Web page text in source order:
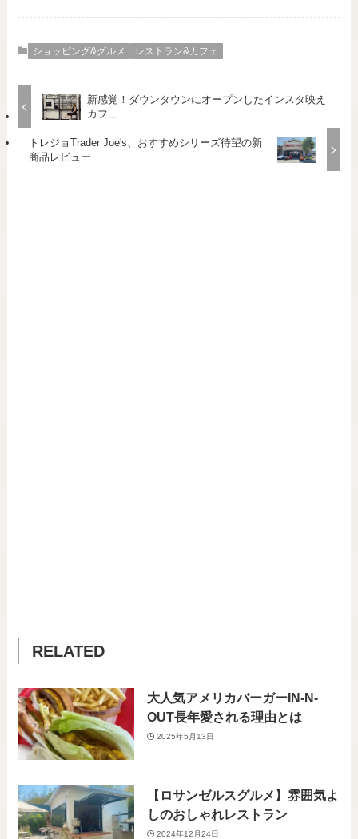
ショッピング&グルメ レストラン&カフェ
新感覚！ダウンタウンにオープンしたインスタ映え
カフェ
トレジョTrader Joe's、おすすめシリーズ待望の新
商品レビュー
RELATED
大人気アメリカバーガーIN-N-
OUT長年愛される理由とは
2025年5月13日
【ロサンゼルスグルメ】雰囲気よ
しのおしゃれレストラン
2024年12月24日